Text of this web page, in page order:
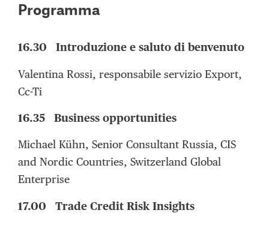
Programma
16.30 Introduzione e saluto di benvenuto
Valentina Rossi, responsabile servizio Export,
Cc-Ti
16.35 Business opportunities
Michael Kühn, Senior Consultant Russia, CIS
and Nordic Countries, Switzerland Global
Enterprise
17.00 Trade Credit Risk Insights